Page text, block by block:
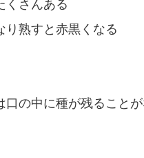
くさんある
り熟すと赤黒くなる
口の中に種が残ること